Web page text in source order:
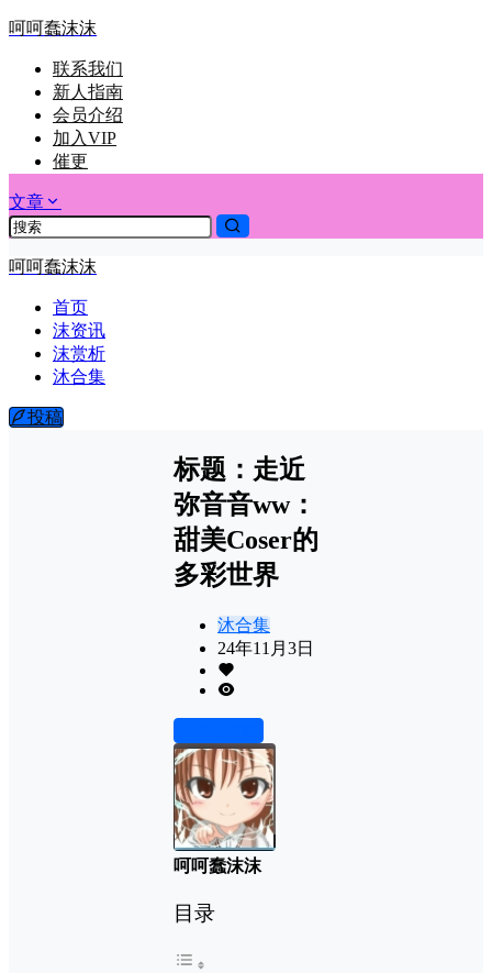
呵呵蠢沫沫
联系我们
新人指南
会员介绍
加入VIP
催更
文章
呵呵蠢沫沫
首页
沫资讯
沫赏析
沐合集
投稿
标题：走近
弥音音ww：
甜美Coser的
多彩世界
沐合集
24年11月3日
呵呵蠢沫沫
目录